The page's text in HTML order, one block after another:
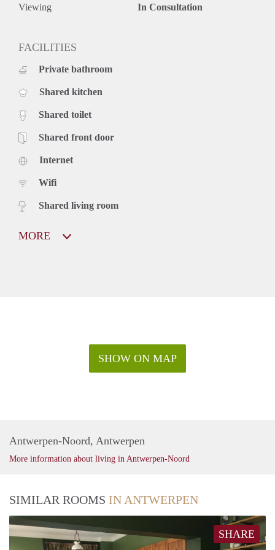
Viewing In Consultation
FACILITIES
Private bathroom
Shared kitchen
Shared toilet
Shared front door
Internet
Wifi
Shared living room
MORE
SHOW ON MAP
Antwerpen-Noord, Antwerpen
More information about living in Antwerpen-Noord
SIMILAR ROOMS IN ANTWERPEN
SHARE